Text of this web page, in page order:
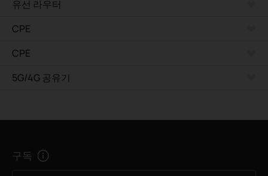
유선 라우터
CPE
CPE
5G/4G 공유기
구독